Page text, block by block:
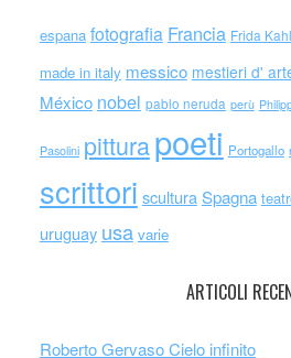
espana fotografia Francia Frida
made in italy messico mestieri d'
México nobel pablo neruda perù
Pasolini pitturapoeti Portogallo
scrittori scultura Spagna
uruguay usa varie
ARTICOLI
Roberto Gervaso Cielo infinito